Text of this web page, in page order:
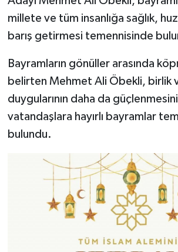
millete ve tüm insanlığa sağlık,
barış getirmesi temennisinde
Bayramların gönüller arasında
belirten Mehmet Ali Öbekli, birlik
duygularının daha da
vatandaşlara hayırlı bayramlar
bulundu.